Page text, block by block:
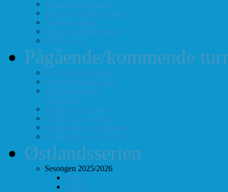
Turneringsreglement
Barne- og ungdomssjakk
Årsmøte-papirer
Litt om sjakkforeningen
FIDEs regler
Pågående/kommende
Vårt turneringstilbud
Høstturneringen 2026
Klubbmesterskap
Hurtigsjakk
FolloLyn 27. august
FolloLyn 22. oktober
FolloHurtig 24. september
FolloHurtig 10. desember
Østlandsserien
Sesongen 2025/2026
Follo 1
Follo 2